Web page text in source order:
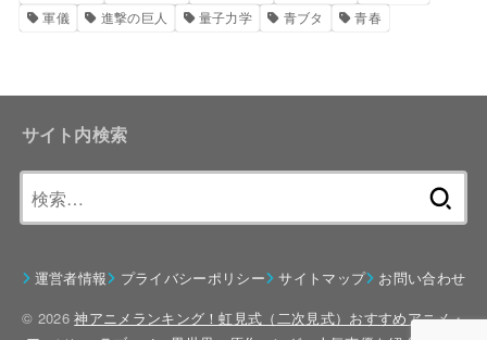
軍儀
進撃の巨人 量子力学 青ブタ 青春
サイト内検索
運営者情報 プライバシーポリシー サイトマップ
お問い合わせ
© 2026神アニメランキング！虹見式（二次見式）おすすめアニメ・